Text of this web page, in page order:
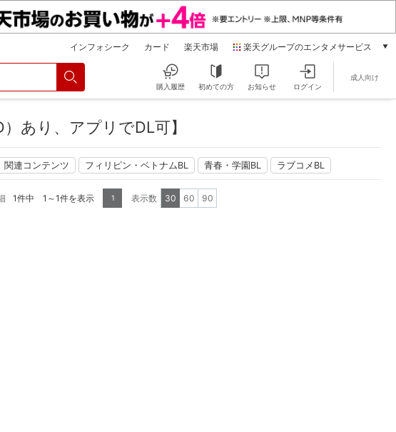
インフォシーク カード 楽天市場 楽天グループのエンタメサービス
本/ゲーム/CD/DVD
雑誌読み放題
動画配信
購入履歴 初めての方 お知らせ ログイン
成人向け
あり、アプリでDL可】
関連コンテンツ フィリピン・ベトナムBL 青春・学園BL ラブコメBL
1件中 1～1件を表示 1 表示数 30 60 90